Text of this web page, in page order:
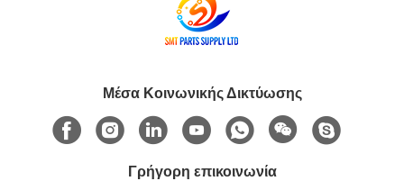
Μέσα Κοινωνικής Δικτύωσης
Γρήγορη επικοινωνία